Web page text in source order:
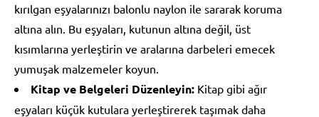
kırılgan eşyalarınızı balonlu naylon ile sararak koruma
altına alın. Bu eşyaları, kutunun altına değil, üst
kısımlarına yerleştirin ve aralarına darbeleri emecek
yumuşak malzemeler koyun.
Kitap ve Belgeleri Düzenleyin: Kitap gibi ağır
eşyaları küçük kutulara yerleştirerek taşımak daha